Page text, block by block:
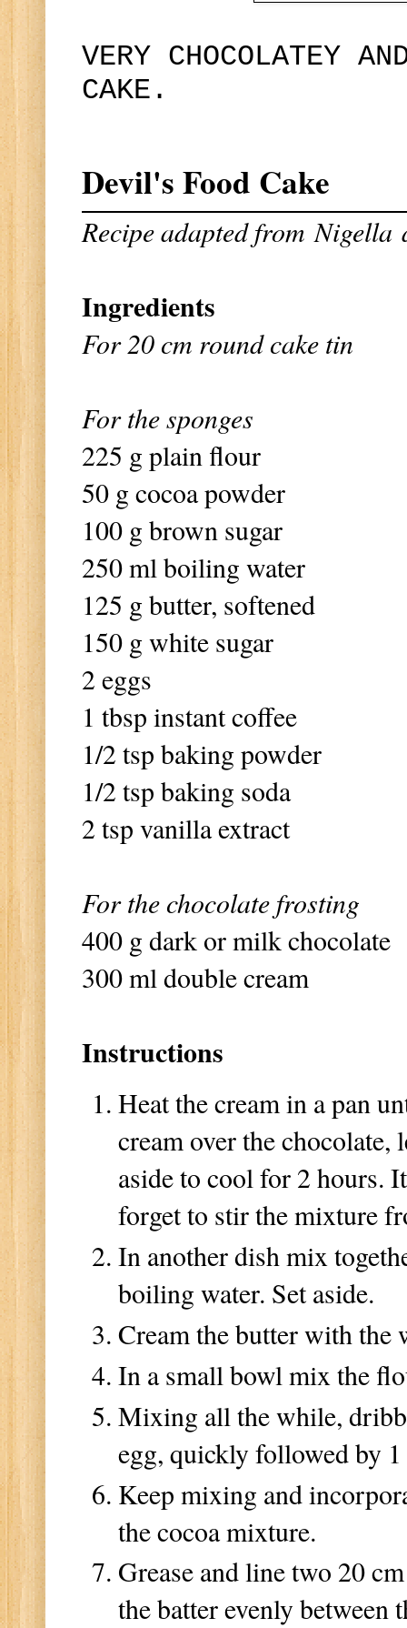
VERY CHOCOLATEY
CAKE.
Devil's Food Cake
Recipe adapted from Nigella
Ingredients
For 20 cm round cake tin
For the sponges
225 g plain flour
50 g cocoa powder
100 g brown sugar
250 ml boiling water
125 g butter, softened
150 g white sugar
2 eggs
1 tbsp instant coffee
1/2 tsp baking powder
1/2 tsp baking soda
2 tsp vanilla extract
For the chocolate frosting
400 g dark or milk chocolate
300 ml double cream
Instructions
Heat the cream in a pan
cream over the chocolate,
aside to cool for 2 hours.
forget to stir the mixture
In another dish mix
boiling water. Set aside.
Cream the butter with the
In a small bowl mix the
Mixing all the while,
egg, quickly followed by
Keep mixing and
the cocoa mixture.
Grease and line two 20
the batter evenly between